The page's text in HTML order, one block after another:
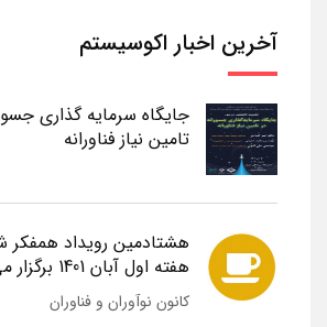
آخرین اخبار اکوسیستم
جایگاه سرمایه گذاری
تامین نیاز فناورانه
هشتادمین رویداد همفکر
هفته اول آبان 1401 برگزار می شود
کانون نوآوران و فناوران